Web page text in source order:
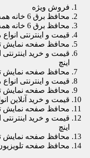
فروش ویژه
محافظ برق 6 خانه همه کاره ولتن
محافظ برق 6 خانه همه کاره ولتن
قیمت و اینترنتی انواع
محافظ صفحه نمایش
اینچ
محافظ صفحه نمایش
قیمت و اینترنتی انواع
محافظ صفحه نمایش
قیمت و خرید آنلاین
محافظ صفحه نمایش
اینچ
محافظ صفحه نمایش
محافظ صفحه